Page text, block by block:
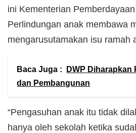
ini Kementerian
Perlindungan anak membawa
mengarusutamakan isu ramah
Baca Juga :
DWP
dan Pembangunan
“Pengasuhan anak itu tidak
hanya oleh sekolah ketika